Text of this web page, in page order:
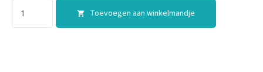
shopping_cart Toevoegen aan winkelmandje